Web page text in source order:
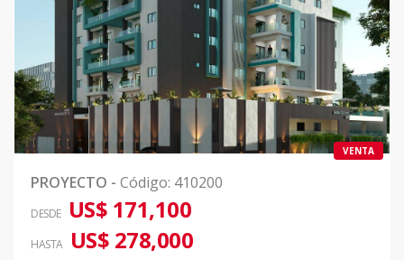
VENTA
PROYECTO - Código: 410200
DESDE US$ 171,100
HASTA US$ 278,000